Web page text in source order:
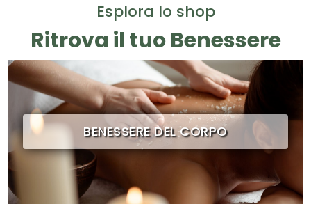
Esplora lo shop
Ritrova il tuo Benessere
BENESSERE DEL CORPO